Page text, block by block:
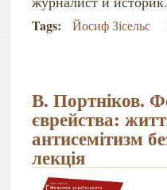
Tags: Йосиф Зісельс
В. Портніков.
єврейства:
антисемітизм
лекція